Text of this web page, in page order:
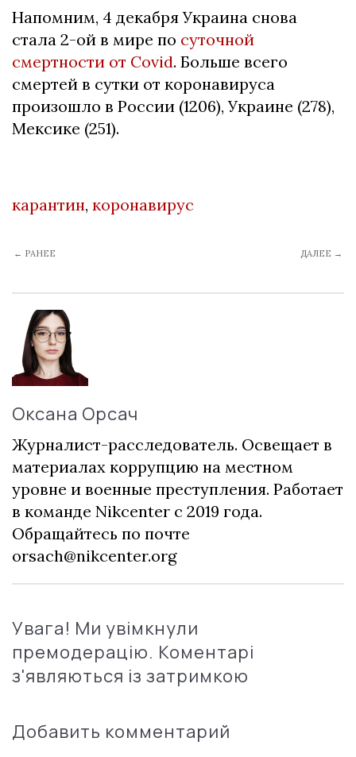
Напомним, 4 декабря Украина снова
стала 2-ой в мире по суточной
смертности от Covid. Больше всего
смертей в сутки от коронавируса
произошло в России (1206), Украине (278),
Мексике (251).
карантин, коронавирус
← РАНЕЕ ДАЛЕЕ →
Оксана Орсач
Журналист-расследователь. Освещает в
материалах коррупцию на местном
уровне и военные преступления. Работает
в команде Nikcenter с 2019 года.
Обращайтесь по почте
orsach@nikcenter.org
Увага! Ми увімкнули
премодерацію. Коментарі
з'являються із затримкою
Добавить комментарий